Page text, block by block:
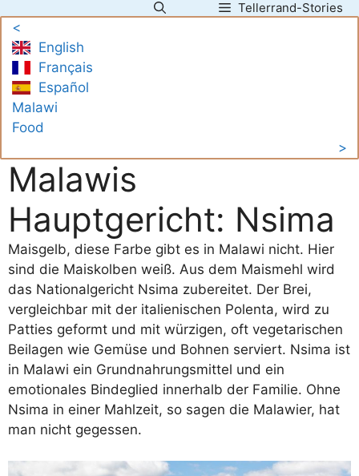
Inhalt
springen
Tellerrand-Stories
<
English
Français
Español
Malawi
Food
>
Malawis
Hauptgericht: Nsima
Maisgelb, diese Farbe gibt es in Malawi nicht. Hier
sind die Maiskolben weiß. Aus dem Maismehl wird
das Nationalgericht Nsima zubereitet. Der Brei,
vergleichbar mit der italienischen Polenta, wird zu
Patties geformt und mit würzigen, oft vegetarischen
Beilagen wie Gemüse und Bohnen serviert. Nsima ist
in Malawi ein Grundnahrungsmittel und ein
emotionales Bindeglied innerhalb der Familie. Ohne
Nsima in einer Mahlzeit, so sagen die Malawier, hat
man nicht gegessen.